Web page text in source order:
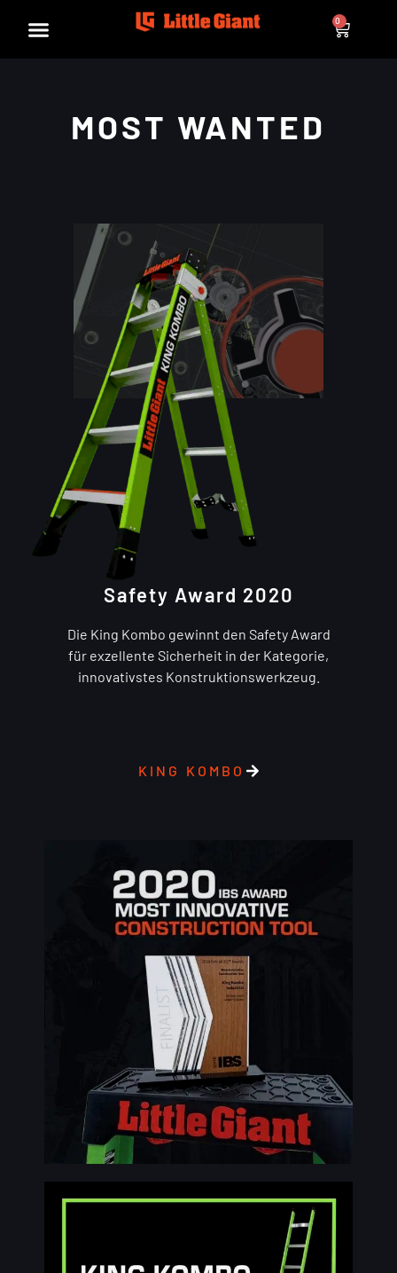
0
MOST WANTED
Safety Award 2020
Die King Kombo gewinnt den Safety Award
für exzellente Sicherheit in der Kategorie,
innovativstes Konstruktionswerkzeug.
KING KOMBO